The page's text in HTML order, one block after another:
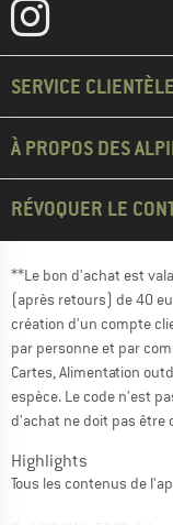
SERVICE CLIENTÈLE
À PROPOS DES
RÉVOQUER LE
**Le bon d'achat est
(après retours) de 40
création d'un compte
par personne et par
Cartes, Alimentation
espèce. Le code n'est
d'achat ne doit pas être
Highlights
Tous les contenus de